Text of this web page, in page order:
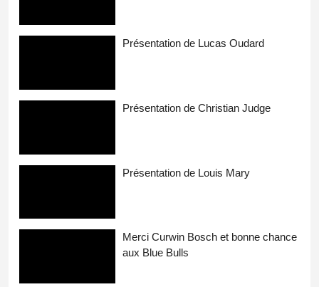
Présentation de Lucas Oudard
Présentation de Christian Judge
Présentation de Louis Mary
Merci Curwin Bosch et bonne chance
aux Blue Bulls